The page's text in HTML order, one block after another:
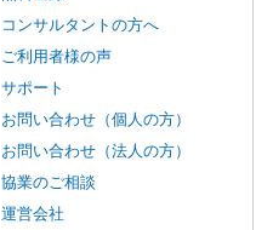
コンサルタントの方へ
ご利用者様の声
サポート
お問い合わせ（個人の方）
お問い合わせ（法人の方）
協業のご相談
運営会社